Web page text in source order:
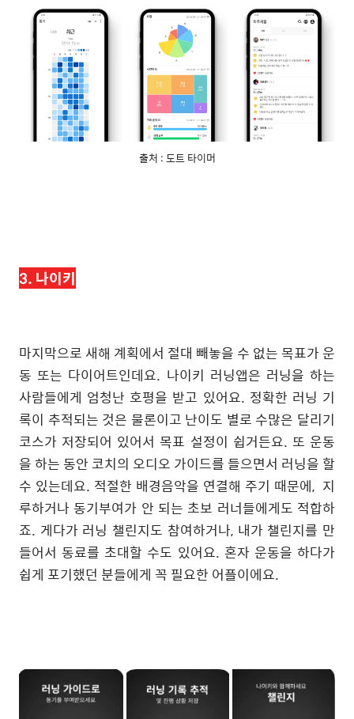
출처 : 도트 타이머
3. 나이키
마지막으로 새해 계획에서 절대 빼놓을 수 없는 목표가 운
동 또는 다이어트인데요. 나이키 러닝앱은 러닝을 하는
사람들에게 엄청난 호평을 받고 있어요. 정확한 러닝 기
록이 추적되는 것은 물론이고 난이도 별로 수많은 달리기
코스가 저장되어 있어서 목표 설정이 쉽거든요. 또 운동
을 하는 동안 코치의 오디오 가이드를 들으면서 러닝을 할
수 있는데요. 적절한 배경음악을 연결해 주기 때문에, 지
루하거나 동기부여가 안 되는 초보 러너들에게도 적합하
죠. 게다가 러닝 챌린지도 참여하거나, 내가 챌린지를 만
들어서 동료를 초대할 수도 있어요. 혼자 운동을 하다가
쉽게 포기했던 분들에게 꼭 필요한 어플이에요.